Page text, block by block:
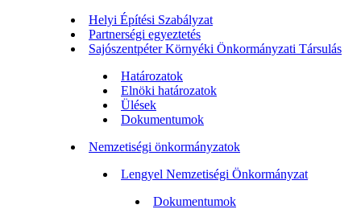
Helyi Építési Szabályzat
Partnerségi egyeztetés
Sajószentpéter Környéki Önkormányzati Társulás
Határozatok
Elnöki határozatok
Ülések
Dokumentumok
Nemzetiségi önkormányzatok
Lengyel Nemzetiségi Önkormányzat
Dokumentumok